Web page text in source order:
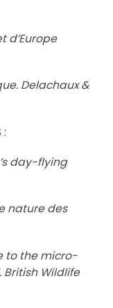
d’Europe
Delachaux &
:
day-flying
nature des
to the micro-
Wildlife